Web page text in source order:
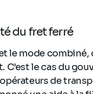
du fret ferré
le mode
le cas du
de